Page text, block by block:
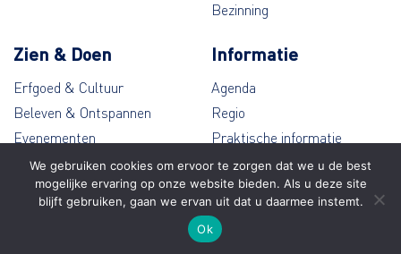
Bezinning
Zien & Doen
Erfgoed & Cultuur
Beleven & Ontspannen
Evenementen
Wandelen & Fietsen
Informatie
Agenda
Regio
Praktische informatie
Contact
We gebruiken cookies om ervoor te zorgen dat we u de best
mogelijke ervaring op onze website bieden. Als u deze site
blijft gebruiken, gaan we ervan uit dat u daarmee instemt.
Ok